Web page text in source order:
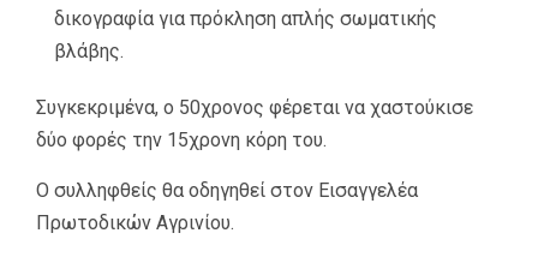
δικογραφία για πρόκληση απλής σωματικής
βλάβης.
Συγκεκριμένα, ο 50χρονος φέρεται να χαστούκισε
δύο φορές την 15χρονη κόρη του.
Ο συλληφθείς θα οδηγηθεί στον Εισαγγελέα
Πρωτοδικών Αγρινίου.